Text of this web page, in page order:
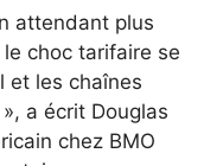
attendant plus
choc tarifaire se
et les chaînes
a écrit Douglas
chez BMO